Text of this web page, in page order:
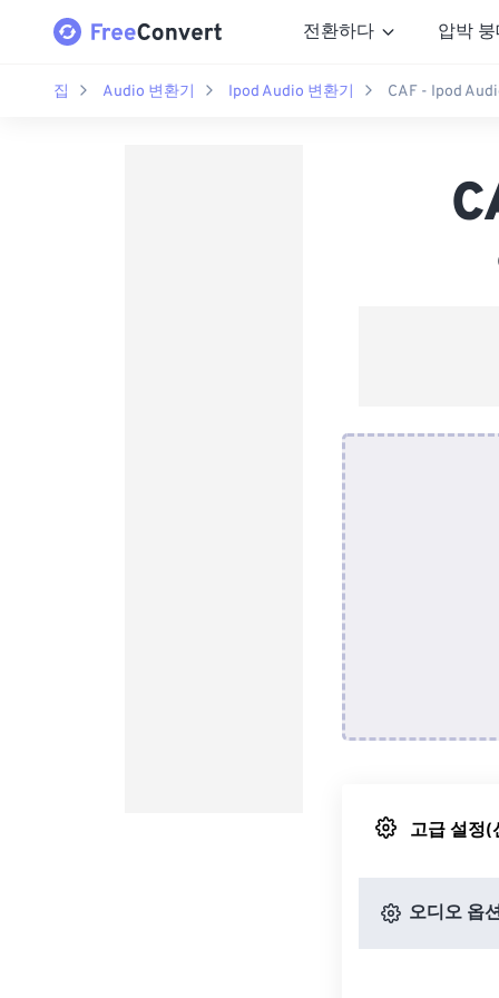
전환하다 압박
집 Audio 변환기 Ipod Audio 변환기 CAF - Ipod
고급 설정(
오디오 옵